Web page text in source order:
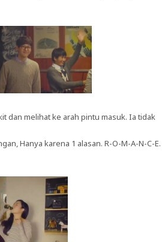
dan melihat ke arah pintu masuk. Ia tidak
Hanya karena 1 alasan. R-O-M-A-N-C-E.